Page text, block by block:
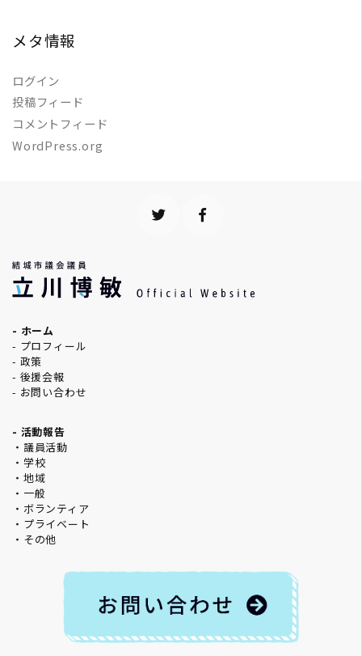
メタ情報
ログイン
投稿フィード
コメントフィード
WordPress.org
- ホーム
- プロフィール
- 政策
- 後援会報
- お問い合わせ
- 活動報告
・議員活動
・学校
・地域
・一般
・ボランティア
・プライベート
・その他